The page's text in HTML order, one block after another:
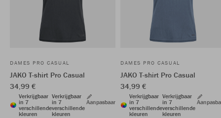
DAMES PRO CASUAL
JAKO T-shirt Pro Casual
34,99 €
Verkrijgbaar
in 7
verschillende
kleuren
Verkrijgbaar
in 7
verschillende
kleuren
Aanpasbaar
DAMES PRO CASUAL
JAKO T-shirt Pro Casual
34,99 €
Verkrijgbaar
in 7
verschillende
kleuren
Verkrijgbaar
in 7
verschillende
kleuren